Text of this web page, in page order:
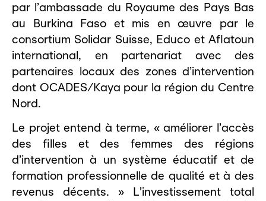
par l’ambassade du Royaume des Pays Bas
au Burkina Faso et mis en œuvre par le
consortium Solidar Suisse, Educo et Aflatoun
international, en partenariat avec des
partenaires locaux des zones d’intervention
dont OCADES/Kaya pour la région du Centre
Nord.
Le projet entend à terme, « améliorer l’accès
des filles et des femmes des régions
d’intervention à un système éducatif et de
formation professionnelle de qualité et à des
revenus décents. » L’investissement total